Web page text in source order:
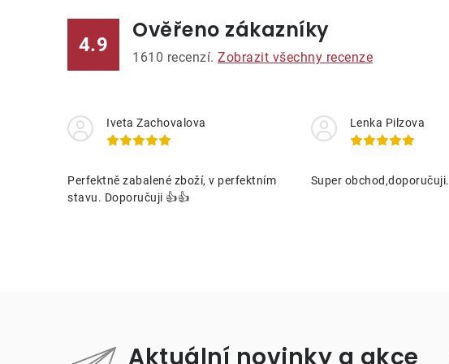
4.9
Ověřeno zákazníky
1610 recenzí. Zobrazit všechny recenze
Iveta Zachovalova
Perfektně zabalené zboží, v perfektním
stavu. Doporučuji 👍👍
Lenka Pilzova
Super obchod,doporučuji.
Aktuální novinky a akce